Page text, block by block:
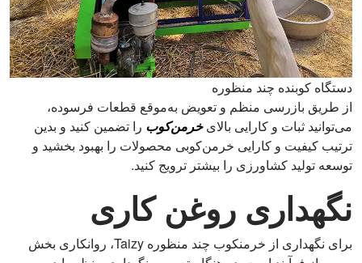
دستگاه کوبنده چند منظوره
از طریق بازرسی منظم و تعویض به‌موقع قطعات فرسوده،
می‌توانید ثبات و کارایی بالایخرمن‌کوب را تضمین کنید و بدین
ترتیب کیفیت و کارایی خرمن‌کوبی محصولات را بهبود بخشید و
توسعه تولید کشاورزی را بیشتر ترویج کنید.
نگهداری روغن کاری
برای نگهداری از خرمنکوب چند منظوره Taizy، روانکاری بخش